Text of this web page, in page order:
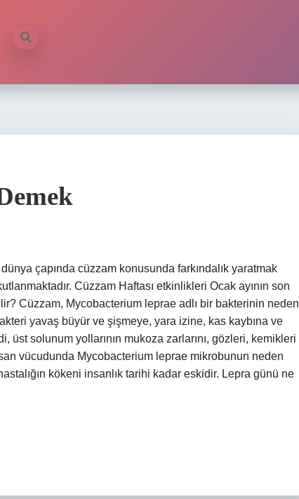
çapında cüzzam konusunda farkındalık yaratmak
Cüzzam Haftası etkinlikleri Ocak ayının son
Cüzzam, Mycobacterium leprae adlı bir bakterinin neden
yavaş büyür ve şişmeye, yara izine, kas kaybına ve
solunum yollarının mukoza zarlarını, gözleri, kemikleri
vücudunda Mycobacterium leprae mikrobunun neden
kökeni insanlık tarihi kadar eskidir. Lepra günü ne